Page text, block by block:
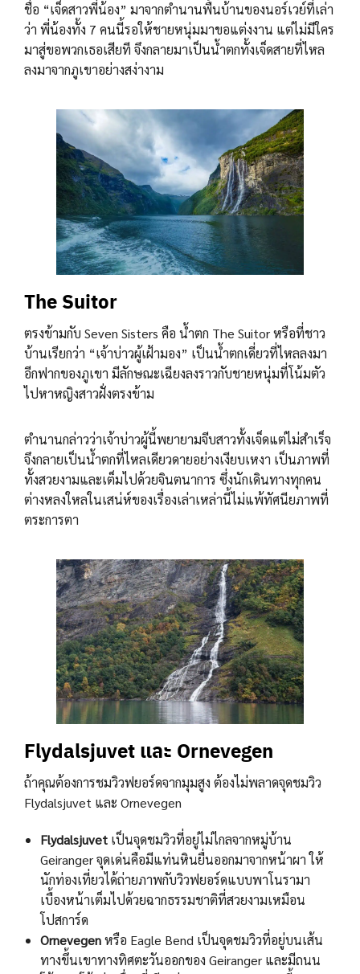
ชื่อ “เจ็ดสาวพี่น้อง” มาจากตำนานพื้นบ้านของนอร์เวย์ที่เล่า
ว่า พี่น้องทั้ง 7 คนนี้รอให้ชายหนุ่มมาขอแต่งงาน แต่ไม่มีใคร
มาสู่ขอพวกเธอเสียที จึงกลายมาเป็นน้ำตกทั้งเจ็ดสายที่ไหล
ลงมาจากภูเขาอย่างสง่างาม
The Suitor
ตรงข้ามกับ Seven Sisters คือ น้ำตก The Suitor หรือที่ชาว
บ้านเรียกว่า “เจ้าบ่าวผู้เฝ้ามอง” เป็นน้ำตกเดี่ยวที่ไหลลงมา
อีกฟากของภูเขา มีลักษณะเฉียงลงราวกับชายหนุ่มที่โน้มตัว
ไปหาหญิงสาวฝั่งตรงข้าม
ตำนานกล่าวว่าเจ้าบ่าวผู้นี้พยายามจีบสาวทั้งเจ็ดแต่ไม่สำเร็จ
จึงกลายเป็นน้ำตกที่ไหลเดียวดายอย่างเงียบเหงา เป็นภาพที่
ทั้งสวยงามและเต็มไปด้วยจินตนาการ ซึ่งนักเดินทางทุกคน
ต่างหลงใหลในเสน่ห์ของเรื่องเล่าเหล่านี้ไม่แพ้ทัศนียภาพที่
ตระการตา
Flydalsjuvet และ Ornevegen
ถ้าคุณต้องการชมวิวฟยอร์ดจากมุมสูง ต้องไม่พลาดจุดชมวิว
Flydalsjuvet และ Ornevegen
Flydalsjuvet เป็นจุดชมวิวที่อยู่ไม่ไกลจากหมู่บ้าน
Geiranger จุดเด่นคือมีแท่นหินยื่นออกมาจากหน้าผา ให้
นักท่องเที่ยวได้ถ่ายภาพกับวิวฟยอร์ดแบบพาโนรามา
เบื้องหน้าเต็มไปด้วยฉากธรรมชาติที่สวยงามเหมือน
โปสการ์ด
Ornevegenหรือ Eagle Bend เป็นจุดชมวิวที่อยู่บนเส้น
ทางขึ้นเขาทางทิศตะวันออกของ Geiranger และมีถนน